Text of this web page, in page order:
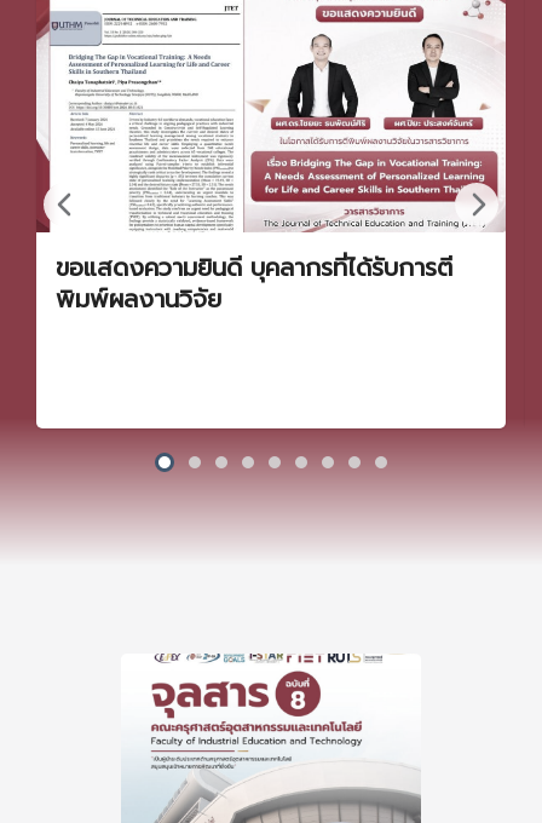
ขอแสดงความยินดี บุคลากรที่ได้รับการตี
พิมพ์ผลงานวิจัย